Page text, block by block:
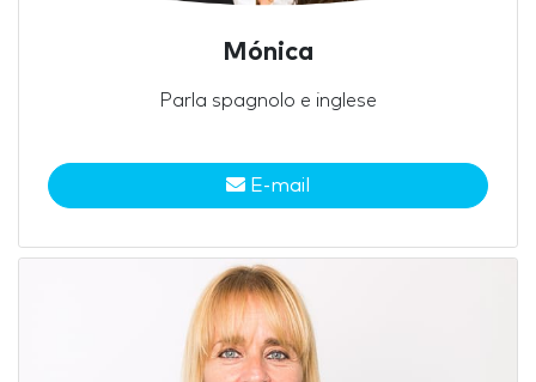
Mónica
Parla spagnolo e inglese
E-mail